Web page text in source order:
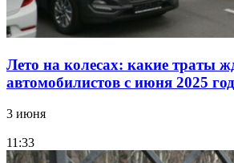
Лето на колесах: какие траты
автомобилистов с июня 2025
3 июня
11:33